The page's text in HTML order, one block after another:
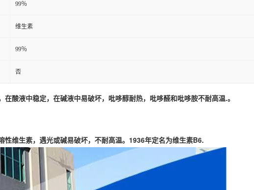
99％
维生素
99％
否
在酸液中稳定，在碱液中易破坏，吡哆醇耐热，吡哆醛和吡哆胺不耐高温.。
性维生素，遇光或碱易破坏，不耐高温。 1936年定名为维生素B6.